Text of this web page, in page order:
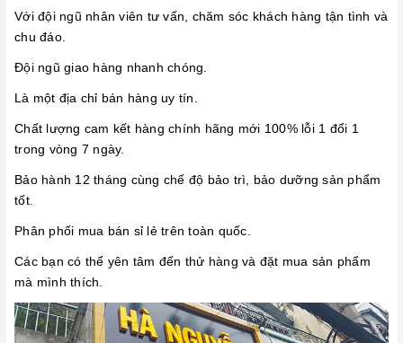
Vớiđội ngũ nhân viên tư vấn, chăm sóc khách hàng tận tình và
chu đáo.
Đội ngũ giao hàng nhanh chóng.
Là một địa chỉ bán hàng uy tín.
Chất lượng cam kết hàng chính hãng mới 100% lỗi 1 đổi 1
trong vòng 7 ngày.
Bảo hành 12 tháng cùng chế độ bảo trì, bảo dưỡng sản phẩm
tốt.
Phân phối mua bán sỉ lẻ trên toàn quốc
Các bạn có thể yên tâm đến thử hàng và đặt mua sản phẩm
mà mình thích.